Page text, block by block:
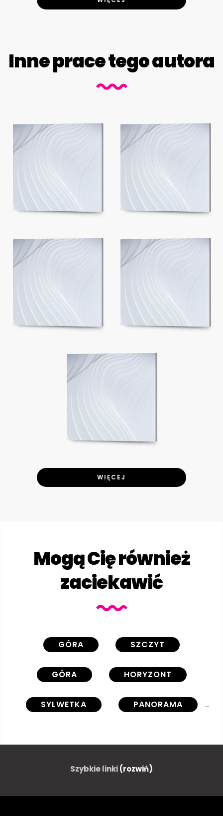
Inne prace tego autora
WIĘCEJ
Mogą Cię również
zaciekawić
GÓRA SZCZYT
GÓRA HORYZONT
SYLWETKA PANORAMA
ALPY GRAFICZNY
WEKTOR ZIMĄ
Szybkie linki(rozwiń)